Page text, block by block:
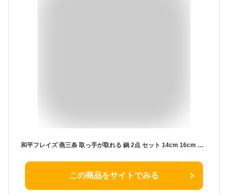
和平フレイズ 燕三条 取っ手が取れる 鍋 2点 セット 14cm 16cm ステンレス IH対応 燕三(えんぞう) EM-028
この商品をサイトでみる